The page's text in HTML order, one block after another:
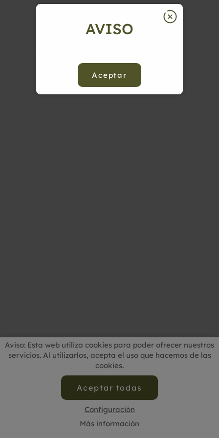
Aviso: Esta web utiliza cookies para poder ofrecer nuestros
servicios. Al utilizarlos, acepta el uso que hacemos de las
cookies.
Aceptar todas
Configuración
Más información
AVISO
Aceptar